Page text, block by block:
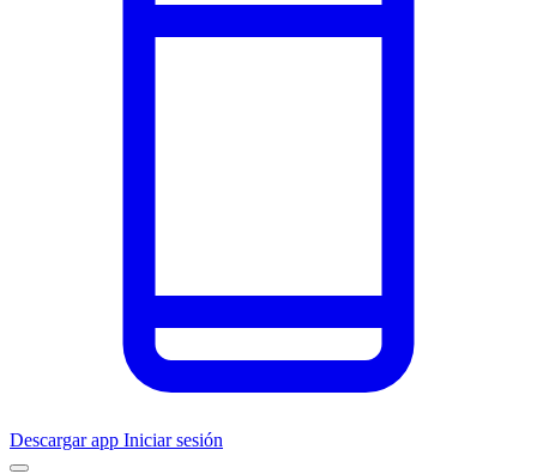
Descargar app Iniciar sesión